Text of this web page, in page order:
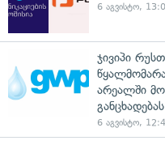
6 აგვისტო,
ჯივიპი
არეალში
6 აგვისტო,